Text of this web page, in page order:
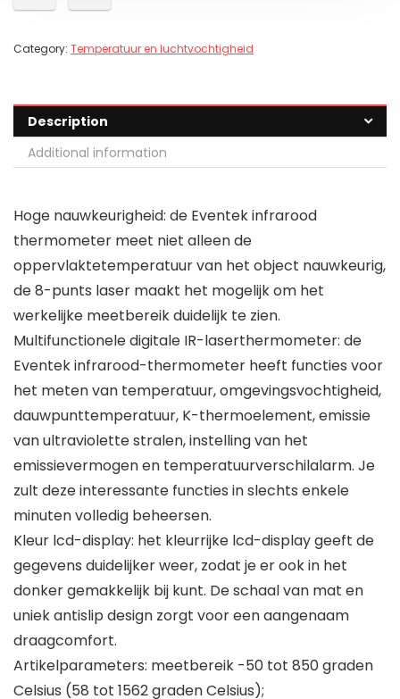
Category: Temperatuur en luchtvochtigheid
Description
Additional information
Hoge nauwkeurigheid: de Eventek infrarood
thermometer meet niet alleen de
oppervlaktetemperatuur van het object nauwkeurig,
de 8-punts laser maakt het mogelijk om het
werkelijke meetbereik duidelijk te zien.
Multifunctionele digitale IR-laserthermometer: de
Eventek infrarood-thermometer heeft functies voor
het meten van temperatuur, omgevingsvochtigheid,
dauwpunttemperatuur, K-thermoelement, emissie
van ultraviolette stralen, instelling van het
emissievermogen en temperatuurverschilalarm. Je
zult deze interessante functies in slechts enkele
minuten volledig beheersen.
Kleur lcd-display: het kleurrijke lcd-display geeft de
gegevens duidelijker weer, zodat je er ook in het
donker gemakkelijk bij kunt. De schaal van mat en
uniek antislip design zorgt voor een aangenaam
draagcomfort.
Artikelparameters: meetbereik -50 tot 850 graden
Celsius (58 tot 1562 graden Celsius);